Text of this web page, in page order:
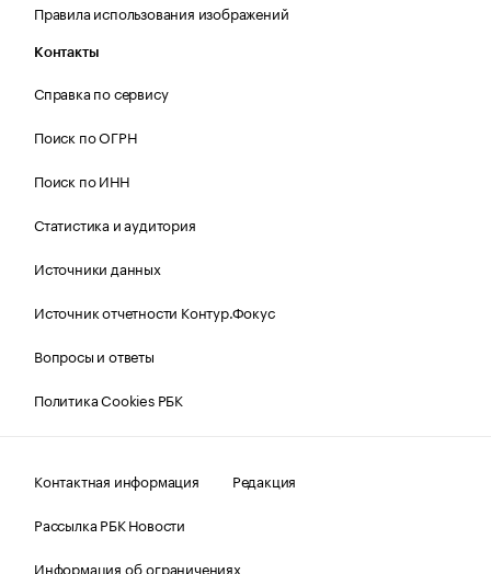
Правила использования изображений
Контакты
Справка по сервису
Поиск по ОГРН
Поиск по ИНН
Статистика и аудитория
Источники данных
Источник отчетности Контур.Фокус
Вопросы и ответы
Политика Cookies РБК
Контактная информация
Редакция
Рассылка РБК Новости
Информация об ограничениях